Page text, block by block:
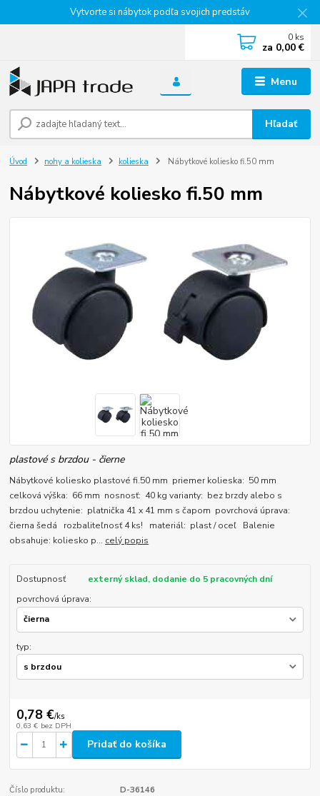
Vytvorte si nábytok podľa svojich predstáv
Menu
Hľadať
0 ks
za 0,00 €
Úvod nohy a kolieska kolieska Nábytkové koliesko fi.50 mm
Nábytkové koliesko fi.50 mm
plastové s brzdou - čierne
Nábytkové koliesko plastové fi.50 mm priemer kolieska: 50 mm
celková výška: 66 mm nosnosť: 40 kg varianty: bez brzdy alebo s
brzdou uchytenie: platnička 41 x 41 mm s čapom povrchová úprava:
čierna šedá rozbaliteľnosť 4 ks! materiál: plast / oceľ Balenie
obsahuje: koliesko p... celý popis
Dostupnosť
externý sklad, dodanie do 5 pracovných dní
povrchová úprava:
typ:
0,78 €/ks
0,63 € bez DPH
Pridať do košíka
Číslo produktu:
D-36146